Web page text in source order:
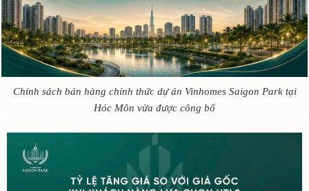
Chính sách bán hàng chính thức dự án Vinhomes Saigon Park tại
Hóc Môn vừa được công bố